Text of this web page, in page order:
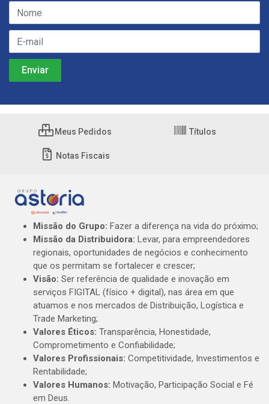
Meus Pedidos Títulos
Notas Fiscais
Missão do Grupo: Fazer a diferença na vida do próximo;
Missão da Distribuidora: Levar, para empreendedores
regionais, oportunidades de negócios e conhecimento
que os permitam se fortalecer e crescer;
Visão: Ser referência de qualidade e inovação em
serviços FIGITAL (físico + digital), nas área em que
atuamos e nos mercados de Distribuição, Logística e
Trade Marketing;
Valores Éticos: Transparência, Honestidade,
Comprometimento e Confiabilidade;
Valores Profissionais: Competitividade, Investimentos e
Rentabilidade;
Valores Humanos: Motivação, Participação Social e Fé
em Deus.